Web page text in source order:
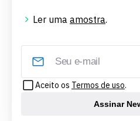
Ler uma amostra.
Aceito os Termos de uso.
Assinar